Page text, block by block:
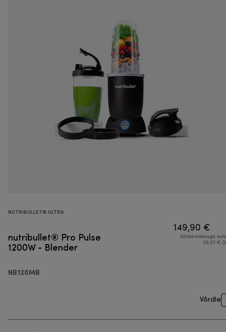
NUTRIBULLET® ULTRA
nutribullet® Pro Pulse
1200W - Blender
NB120MB
149,90 €
Käibemaksuga
29,01 €
Võrdle